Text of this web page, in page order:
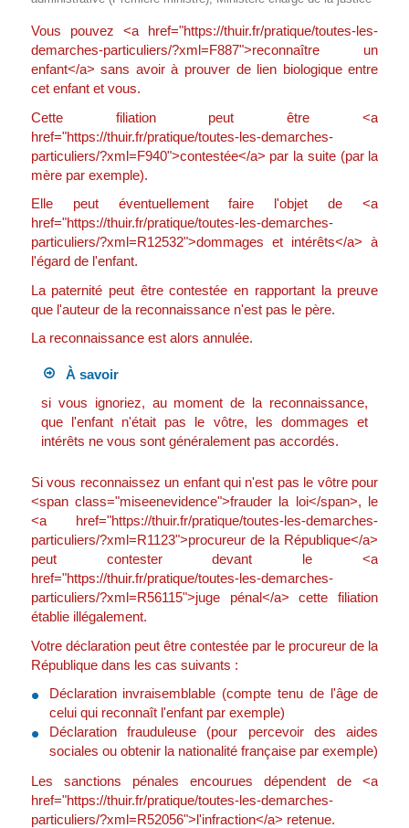
Vous pouvez <a href="https://thuir.fr/pratique/toutes-les-
demarches-particuliers/?xml=F887">reconnaître un
enfant</a> sans avoir à prouver de lien biologique entre
cet enfant et vous.
Cette filiation peut être <a
href="https://thuir.fr/pratique/toutes-les-demarches-
particuliers/?xml=F940">contestée</a> par la suite (par la
mère par exemple).
Elle peut éventuellement faire l'objet de <a
href="https://thuir.fr/pratique/toutes-les-demarches-
particuliers/?xml=R12532">dommages et intérêts</a> à
l'égard de l'enfant.
La paternité peut être contestée en rapportant la preuve
que l'auteur de la reconnaissance n'est pas le père.
La reconnaissance est alors annulée.
À savoir
si vous ignoriez, au moment de la reconnaissance,
que l'enfant n'était pas le vôtre, les dommages et
intérêts ne vous sont généralement pas accordés.
Si vous reconnaissez un enfant qui n'est pas le vôtre pour
<span class="miseenevidence">frauder la loi</span>, le
<a href="https://thuir.fr/pratique/toutes-les-demarches-
particuliers/?xml=R1123">procureur de la République</a>
peut contester devant le <a
href="https://thuir.fr/pratique/toutes-les-demarches-
particuliers/?xml=R56115">juge pénal</a> cette filiation
établie illégalement.
Votre déclaration peut être contestée par le procureur de la
République dans les cas suivants :
Déclaration invraisemblable (compte tenu de l'âge de
celui qui reconnaît l'enfant par exemple)
Déclaration frauduleuse (pour percevoir des aides
sociales ou obtenir la nationalité française par exemple)
Les sanctions pénales encourues dépendent de <a
href="https://thuir.fr/pratique/toutes-les-demarches-
particuliers/?xml=R52056">l'infraction</a> retenue.